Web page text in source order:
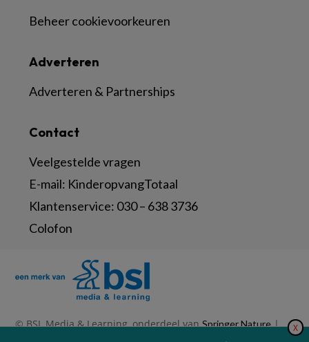
Contact
Veelgestelde vragen
E-mail: KinderopvangTotaal
Klantenservice: 030 – 638 3736
Colofon
Adverteren
Adverteren & Partnerships
Beheer cookievoorkeuren
© BSL Media & Learning, onderdeel vanSpringer Nature| X